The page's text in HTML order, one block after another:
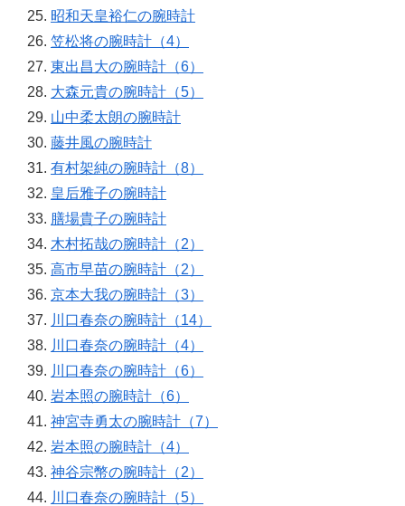
昭和天皇裕仁の腕時計
笠松将の腕時計（4）
東出昌大の腕時計（6）
大森元貴の腕時計（5）
山中柔太朗の腕時計
藤井風の腕時計
有村架純の腕時計（8）
皇后雅子の腕時計
膳場貴子の腕時計
木村拓哉の腕時計（2）
高市早苗の腕時計（2）
京本大我の腕時計（3）
川口春奈の腕時計（14）
川口春奈の腕時計（4）
川口春奈の腕時計（6）
岩本照の腕時計（6）
神宮寺勇太の腕時計（7）
岩本照の腕時計（4）
神谷宗幣の腕時計（2）
川口春奈の腕時計（5）